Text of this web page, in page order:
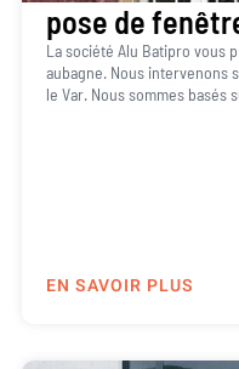
pose de
La société Alu Batipro vous
aubagne. Nous intervenons
le Var. Nous sommes basés
EN SAVOIR PLUS